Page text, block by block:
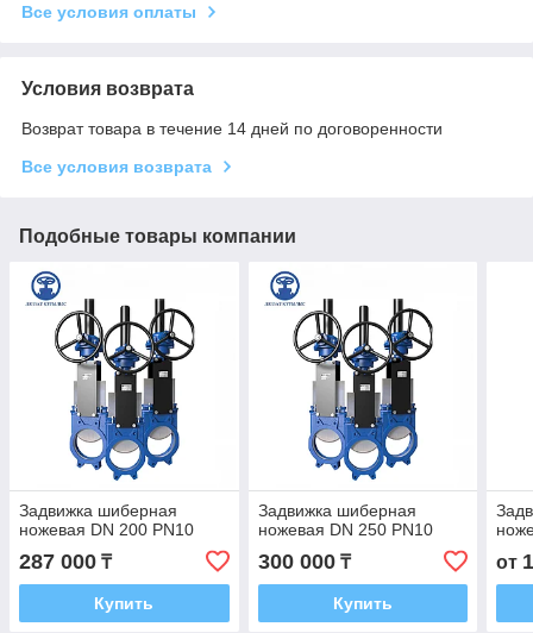
Все условия оплаты
Условия возврата
Возврат товара в течение 14 дней по договоренности
Все условия возврата
Подобные товары компании
Задвижка шиберная
ножевая DN 200 PN10
287 000 ₸
Купить
Задвижка шиберная
ножевая DN 250 PN10
300 000₸
Купить
от